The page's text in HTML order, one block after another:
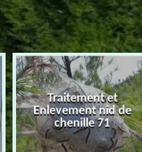
Traitement et
Enlevement nid de
chenille 71